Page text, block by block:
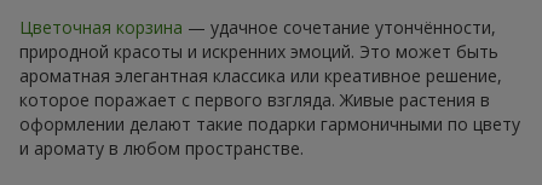
Цветочная корзина — удачное сочетание утончённости,
природной красоты и искренних эмоций. Это может быть
ароматная элегантная классика или креативное решение,
которое поражает с первого взгляда. Живые растения в
оформлении делают такие подарки гармоничными по цвету
и аромату в любом пространстве.